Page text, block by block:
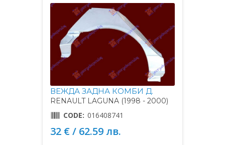
ВЕЖДА ЗАДНА КОМБИ Д.
RENAULT LAGUNA (1998 - 2000)
CODE: 016408741
32 € / 62.59 лв.